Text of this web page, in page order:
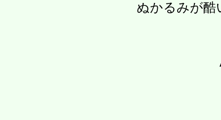
ぬかるみが酷